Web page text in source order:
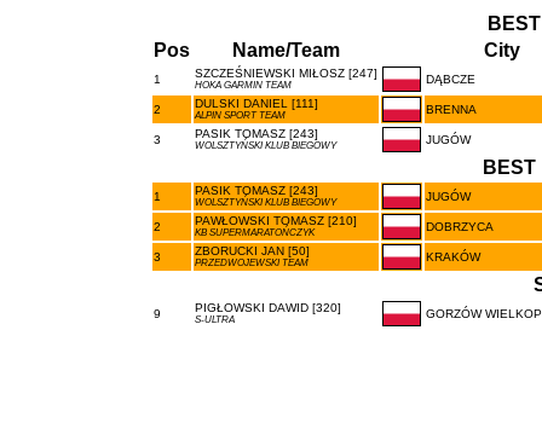
Pos
Name/Team City
1 SZCZEŚNIEWSKI MIŁOSZ [247]
HOKA GARMIN TEAM DĄBCZE
2 DULSKI DANIEL [111]
ALPIN SPORT TEAM BRENNA
3 PASIK TOMASZ [243]
WOLSZTYŃSKI KLUB BIEGOWY JUGÓW
BEST
1 PASIK TOMASZ [243]
WOLSZTYŃSKI KLUB BIEGOWY JUGÓW
2 PAWŁOWSKI TOMASZ [210]
KB SUPERMARATOŃCZYK DOBRZYCA
3 ZBORUCKI JAN [50]
PRZEDWOJEWSKI TEAM KRAKÓW
9 PIGŁOWSKI DAWID [320]
S-ULTRA GORZÓW